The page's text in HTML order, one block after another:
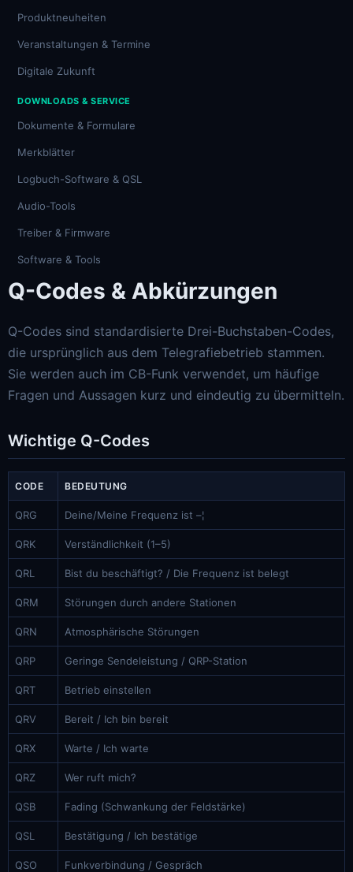
Produktneuheiten
Veranstaltungen & Termine
Digitale Zukunft
DOWNLOADS & SERVICE
Dokumente & Formulare
Merkblätter
Logbuch-Software & QSL
Audio-Tools
Treiber & Firmware
Software & Tools
Q-Codes & Abkürzungen
Q-Codes sind standardisierte Drei-Buchstaben-Codes,
die ursprünglich aus dem Telegrafiebetrieb stammen.
Sie werden auch im CB-Funk verwendet, um häufige
Fragen und Aussagen kurz und eindeutig zu übermitteln.
Wichtige Q-Codes
CODE BEDEUTUNG
QRG Deine/Meine Frequenz ist –¦
QRK Verständlichkeit (1–5)
QRL Bist du beschäftigt? / Die Frequenz ist belegt
QRM Störungen durch andere Stationen
QRN Atmosphärische Störungen
QRP Geringe Sendeleistung / QRP-Station
QRT Betrieb einstellen
QRV Bereit / Ich bin bereit
QRX Warte / Ich warte
QRZ Wer ruft mich?
QSB Fading (Schwankung der Feldstärke)
QSL Bestätigung / Ich bestätige
QSO Funkverbindung / Gespräch